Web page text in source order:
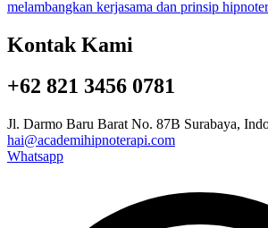
Kontak Kami
+62 821 3456 0781
Jl. Darmo Baru Barat No. 87B Surabaya,
hai@academihipnoterapi.com
Whatsapp